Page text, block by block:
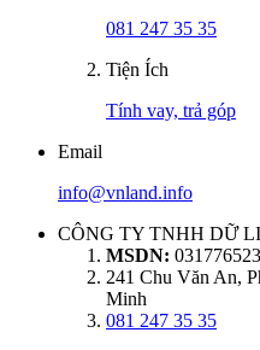
081 247 35 35
Tiện Ích
Tính vay, trả góp
Email
info@vnland.info
CÔNG TY TNHH DỮ
MSDN:
241 Chu Văn An,
Minh
081 247 35 35